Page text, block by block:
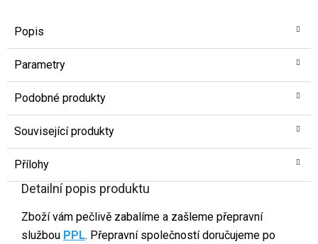
Popis
Parametry
Podobné produkty
Související produkty
Přílohy
Detailní popis produktu
Zboží vám pečlivě zabalíme a zašleme přepravní
službou PPL. Přepravní společností doručujeme po